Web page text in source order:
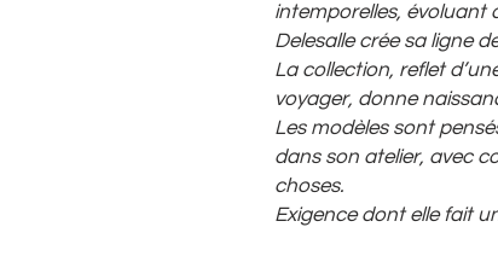
intemporelles, évoluant
Delesalle crée sa ligne
La collection, reflet
voyager, donne
Les modèles sont
dans son atelier, avec
choses.
Exigence dont elle fait